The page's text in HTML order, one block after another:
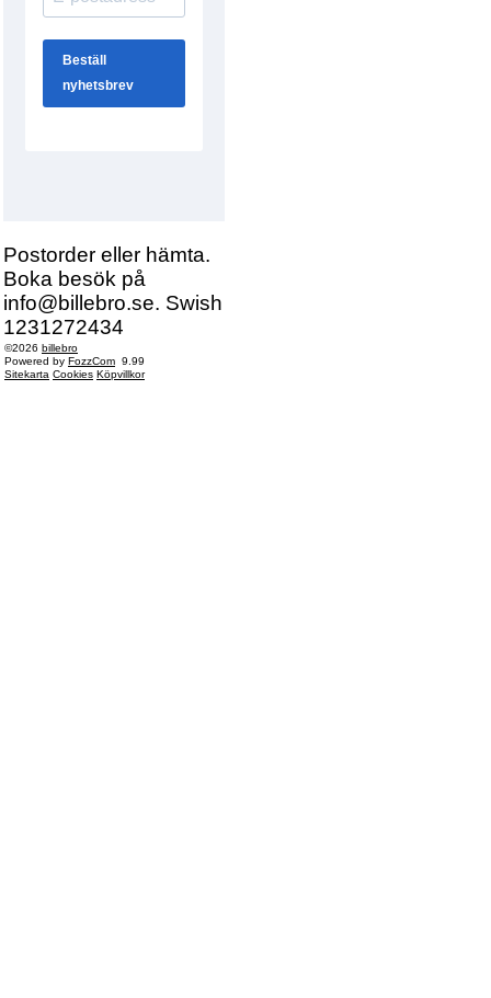
Postorder eller hämta.
Boka besök på
info@billebro.se. Swish
1231272434
©2026 billebro
Powered by FozzCom 9.99
Sitekarta Cookies Köpvillkor